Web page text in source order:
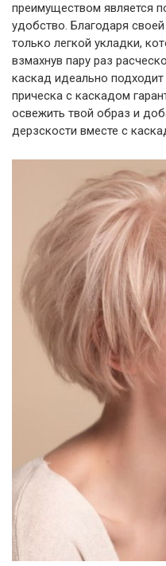
преимуществом является
удобство. Благодаря
только легкой укладки,
взмахнув пару раз
каскад идеально
прическа с каскадом
освежить твой образ и
дерзскости вместе с